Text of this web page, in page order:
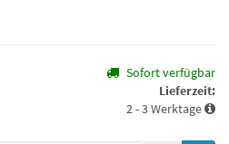
Sofort verfügbar
Lieferzeit:
2 - 3 Werktage